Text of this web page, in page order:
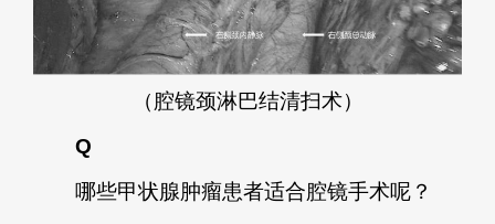
（腔镜颈淋巴结清扫术）
Q
哪些甲状腺肿瘤患者适合腔镜手术呢？